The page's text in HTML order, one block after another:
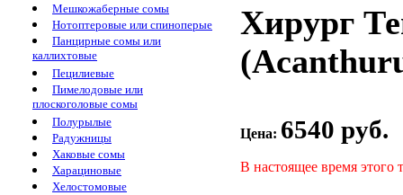
Мешкожаберные сомы
Нотоптеровые или спиноперые
Панцирные сомы или
каллихтовые
Пецилиевые
Пимелодовые или
плоскоголовые сомы
Полурылые
Радужницы
Хаковые сомы
Харациновые
Хелостомовые
Хирург
Цена: 6540 руб.
В настоящее время этого